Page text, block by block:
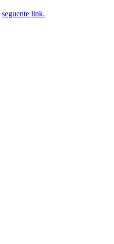
seguente link.